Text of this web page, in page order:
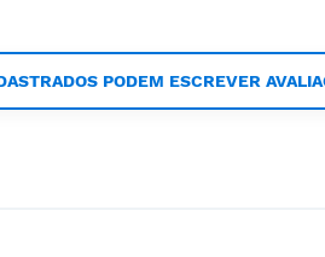
PODEM ESCREVER